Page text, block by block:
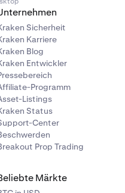
können
Projekte oder
vollständigen
oder Fehler in der
die Funktionalität
untergraben.
eine Krypto-Börse oder
gehackt wird, verlierst
oder Bugs
Sicherheit
Karriere
Blog
Entwickler
Programm
Listings
Status
Center
Prop Trading
Märkte